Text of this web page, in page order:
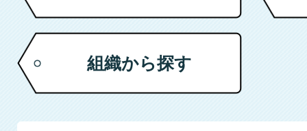
組織から探す